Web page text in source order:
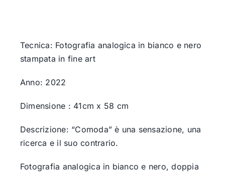
Tecnica: Fotografia analogica in bianco e nero
stampata in fine art
Anno: 2022
Dimensione : 41cm x 58 cm
Descrizione: “Comoda” è una sensazione, una
ricerca e il suo contrario.
Fotografia analogica in bianco e nero, doppia